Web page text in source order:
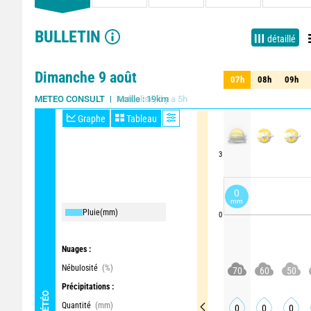
BULLETIN détaillé
Dimanche 9 août
METEO CONSULT Actualisé, il y a 5h
MÉTÉO
Graphe Tableau
Pluie(mm)
Nuages :
Nébulosité (%)
Précipitations :
Quantité (mm)
3
0
07h 08h 09h
07h 08h 09h
70 60 50
0 0 0
0
mm